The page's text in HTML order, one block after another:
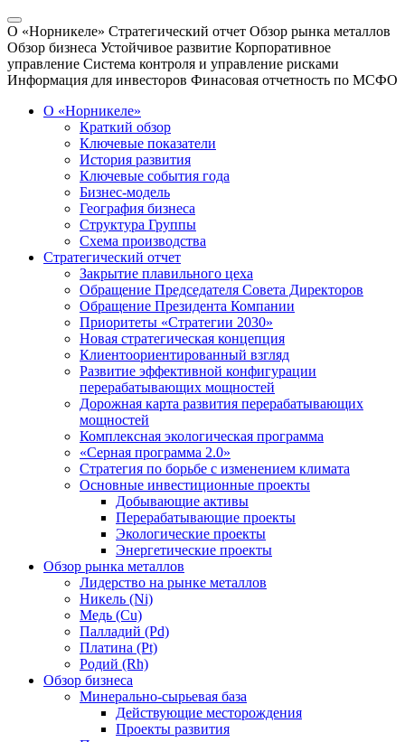
О «Норникеле» Стратегический отчет Обзор рынка металлов
Обзор бизнеса Устойчивое развитие Корпоративное
управление Система контроля и управление рисками
Информация для инвесторов Финасовая отчетность по МСФО
О «Норникеле»
Краткий обзор
Ключевые показатели
История развития
Ключевые события года
Бизнес-модель
География бизнеса
Структура Группы
Схема производства
Стратегический отчет
Закрытие плавильного цеха
Обращение Председателя Совета Директоров
Обращение Президента Компании
Приоритеты «Стратегии 2030»
Новая стратегическая концепция
Клиентоориентированный взгляд
Развитие эффективной конфигурации
перерабатывающих мощностей
Дорожная карта развития перерабатывающих
мощностей
Комплексная экологическая программа
«Серная программа 2.0»
Стратегия по борьбе с изменением климата
Основные инвестиционные проекты
Добывающие активы
Перерабатывающие проекты
Экологические проекты
Энергетические проекты
Обзор рынка металлов
Лидерство на рынке металлов
Никель (Ni)
Медь (Cu)
Палладий (Pd)
Платина (Pt)
Родий (Rh)
Обзор бизнеса
Минерально-сырьевая база
Действующие месторождения
Проекты развития